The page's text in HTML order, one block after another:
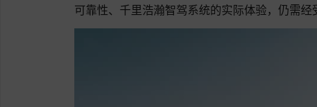
可靠性、千里浩瀚智驾系统的实际体验，仍需